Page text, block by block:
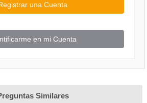
de YouTube!
con esto, saludos.
una Cuenta
en mi Cuenta
Similares